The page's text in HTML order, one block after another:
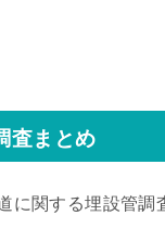
査まとめ
に関する埋設管調